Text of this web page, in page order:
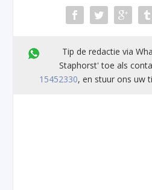
Tip de redactie via
Staphorst' toe als
15452330, en stuur ons uw